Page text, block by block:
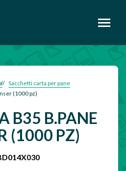
Sacchetti carta per pane
(1000 pz)
B35 B.PANE
(1000 PZ)